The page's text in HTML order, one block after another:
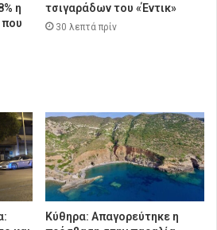
η
τσιγαράδων του «Έντικ»
30 λεπτά πρίν
Κύθηρα: Απαγορεύτηκε η